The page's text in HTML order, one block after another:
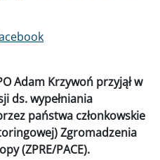
Adam Krzywoń przyjął w
ds. wypełniania
państwa członkowskie
Zgromadzenia
(ZPRE/PACE).